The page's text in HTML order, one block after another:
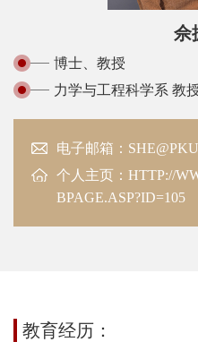
佘
博士、教授
力学与工程科学系 教
电子邮箱：
个人主页： HTTP://
BPAGE.ASP?ID=105
教育经历：